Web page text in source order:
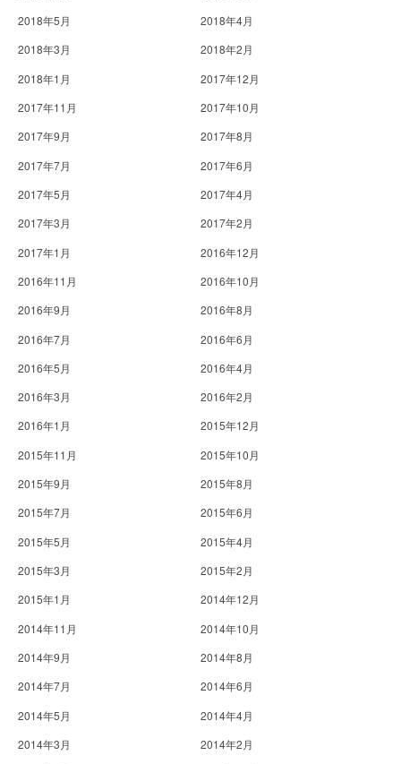
2018年5月
2018年4月
2018年3月
2018年2月
2018年1月
2017年12月
2017年11月
2017年10月
2017年9月
2017年8月
2017年7月
2017年6月
2017年5月
2017年4月
2017年3月
2017年2月
2017年1月
2016年12月
2016年11月
2016年10月
2016年9月
2016年8月
2016年7月
2016年6月
2016年5月
2016年4月
2016年3月
2016年2月
2016年1月
2015年12月
2015年11月
2015年10月
2015年9月
2015年8月
2015年7月
2015年6月
2015年5月
2015年4月
2015年3月
2015年2月
2015年1月
2014年12月
2014年11月
2014年10月
2014年9月
2014年8月
2014年7月
2014年6月
2014年5月
2014年4月
2014年3月
2014年2月